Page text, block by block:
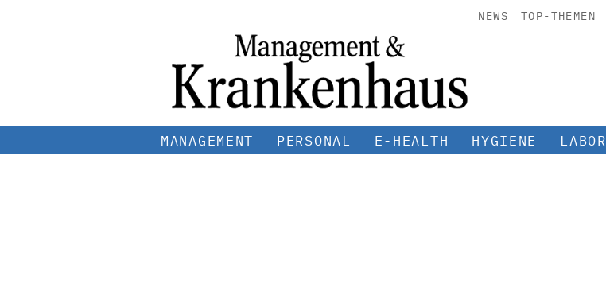
NEWS TOP-THEMEN
MANAGEMENT PERSONAL E-HEALTH HYGIENE LABOR